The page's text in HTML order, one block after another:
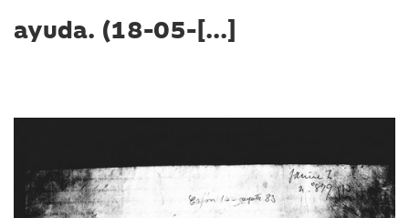
ayuda. (18-05-[...]